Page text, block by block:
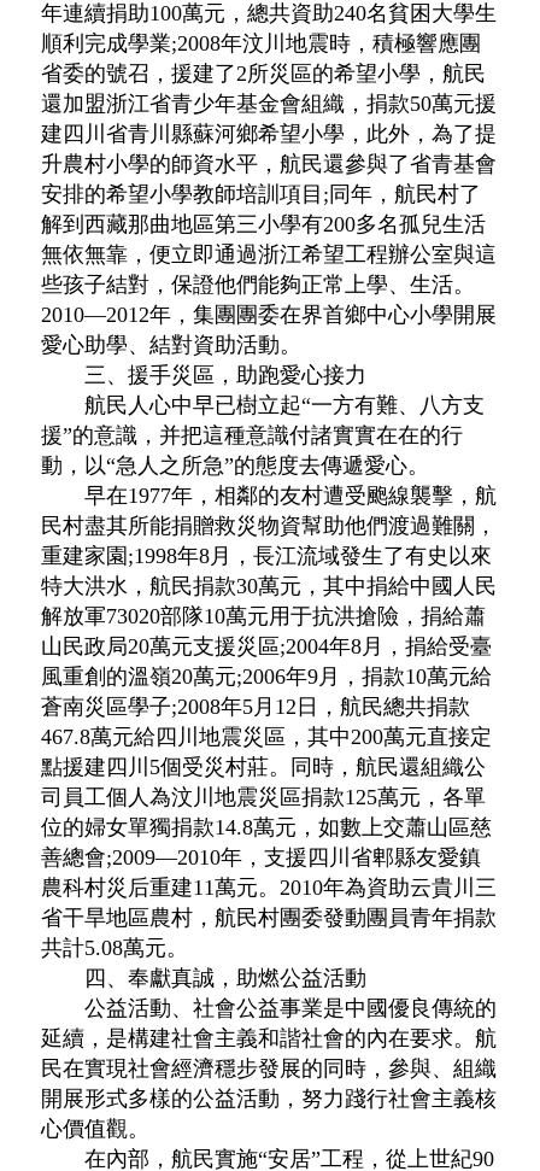
年連續捐助100萬元，總共資助240名貧困大學生
順利完成學業;2008年汶川地震時，積極響應團
省委的號召，援建了2所災區的希望小學，航民
還加盟浙江省青少年基金會組織，捐款50萬元援
建四川省青川縣蘇河鄉希望小學，此外，為了提
升農村小學的師資水平，航民還參與了省青基會
安排的希望小學教師培訓項目;同年，航民村了
解到西藏那曲地區第三小學有200多名孤兒生活
無依無靠，便立即通過浙江希望工程辦公室與這
些孩子結對，保證他們能夠正常上學、生活。
2010—2012年，集團團委在界首鄉中心小學開展
愛心助學、結對資助活動。
三、援手災區，助跑愛心接力
航民人心中早已樹立起“一方有難、八方支
援”的意識，并把這種意識付諸實實在在的行
動，以“急人之所急”的態度去傳遞愛心。
早在1977年，相鄰的友村遭受颮線襲擊，航
民村盡其所能捐贈救災物資幫助他們渡過難關，
重建家園;1998年8月，長江流域發生了有史以來
特大洪水，航民捐款30萬元，其中捐給中國人民
解放軍73020部隊10萬元用于抗洪搶險，捐給蕭
山民政局20萬元支援災區;2004年8月，捐給受臺
風重創的溫嶺20萬元;2006年9月，捐款10萬元給
蒼南災區學子;2008年5月12日，航民總共捐款
467.8萬元給四川地震災區，其中200萬元直接定
點援建四川5個受災村莊。同時，航民還組織公
司員工個人為汶川地震災區捐款125萬元，各單
位的婦女單獨捐款14.8萬元，如數上交蕭山區慈
善總會;2009—2010年，支援四川省郫縣友愛鎮
農科村災后重建11萬元。2010年為資助云貴川三
省干旱地區農村，航民村團委發動團員青年捐款
共計5.08萬元。
四、奉獻真誠，助燃公益活動
公益活動、社會公益事業是中國優良傳統的
延續，是構建社會主義和諧社會的內在要求。航
民在實現社會經濟穩步發展的同時，參與、組織
開展形式多樣的公益活動，努力踐行社會主義核
心價值觀。
在內部，航民實施“安居”工程，從上世紀90